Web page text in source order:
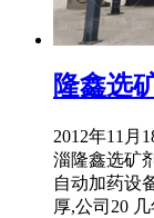
隆鑫选
2012年11月
淄隆鑫选矿
自动加药设
厚,公司20